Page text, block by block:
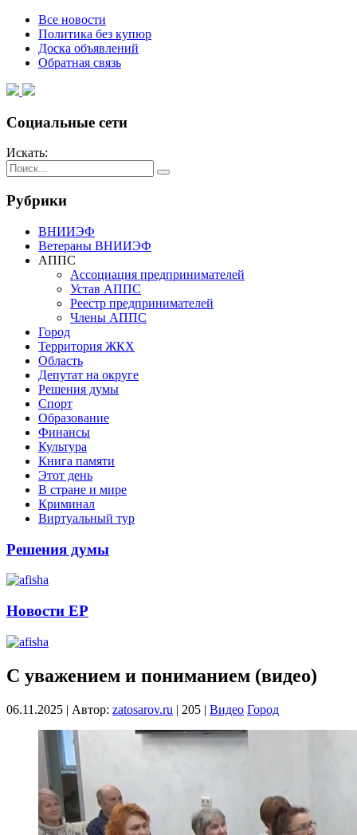
Все новости
Политика без купюр
Доска объявлений
Обратная связь
Социальные сети
Искать:
Рубрики
ВНИИЭФ
Ветераны ВНИИЭФ
АППС
Ассоциация предпринимателей
Устав АППС
Реестр предпринимателей
Члены АППС
Город
Территория ЖКХ
Область
Депутат на округе
Решения думы
Спорт
Образование
Финансы
Культура
Книга памяти
Этот день
В стране и мире
Криминал
Виртуальный тур
Решения думы
Новости ЕР
С уважением и пониманием (видео)
06.11.2025 | Автор: zatosarov.ru | 205 | Видео Город